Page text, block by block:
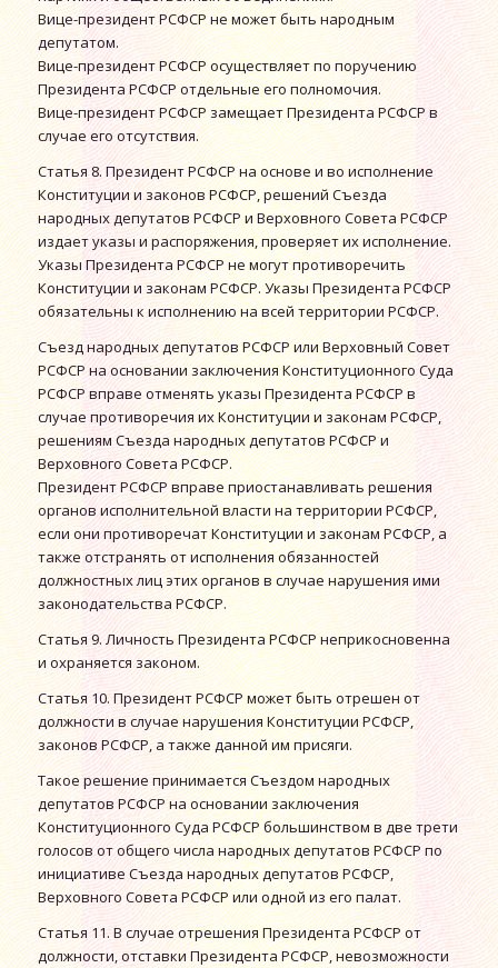
Вице-президент РСФСР не может быть народным
депутатом.
Вице-президент РСФСР осуществляет по поручению
Президента РСФСР отдельные его полномочия.
Вице-президент РСФСР замещает Президента РСФСР в
случае его отсутствия.
Статья 8. Президент РСФСР на основе и во исполнение
Конституции и законов РСФСР, решений Съезда
народных депутатов РСФСР и Верховного Совета РСФСР
издает указы и распоряжения, проверяет их исполнение.
Указы Президента РСФСР не могут противоречить
Конституции и законам РСФСР. Указы Президента РСФСР
обязательны к исполнению на всей территории РСФСР.
Съезд народных депутатов РСФСР или Верховный Совет
РСФСР на основании заключения Конституционного Суда
РСФСР вправе отменять указы Президента РСФСР в
случае противоречия их Конституции и законам РСФСР,
решениям Съезда народных депутатов РСФСР и
Верховного Совета РСФСР.
Президент РСФСР вправе приостанавливать решения
органов исполнительной власти на территории РСФСР,
если они противоречат Конституции и законам РСФСР, а
также отстранять от исполнения обязанностей
должностных лиц этих органов в случае нарушения ими
законодательства РСФСР.
Статья 9. Личность Президента РСФСР неприкосновенна
и охраняется законом.
Статья 10. Президент РСФСР может быть отрешен от
должности в случае нарушения Конституции РСФСР,
законов РСФСР, а также данной им присяги.
Такое решение принимается Съездом народных
депутатов РСФСР на основании заключения
Конституционного Суда РСФСР большинством в две трети
голосов от общего числа народных депутатов РСФСР по
инициативе Съезда народных депутатов РСФСР,
Верховного Совета РСФСР или одной из его палат.
Статья 11. В случае отрешения Президента РСФСР от
должности, отставки Президента РСФСР, невозможности